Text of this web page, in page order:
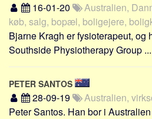
16-01-20
Australien,
køb, salg, bopæl, boligejere,
Bjarne Kragh er fysioterapeut, og
Southside Physiotherapy Group ...
PETER SANTOS
28-09-19
Australien,
Peter Santos. Han bor i